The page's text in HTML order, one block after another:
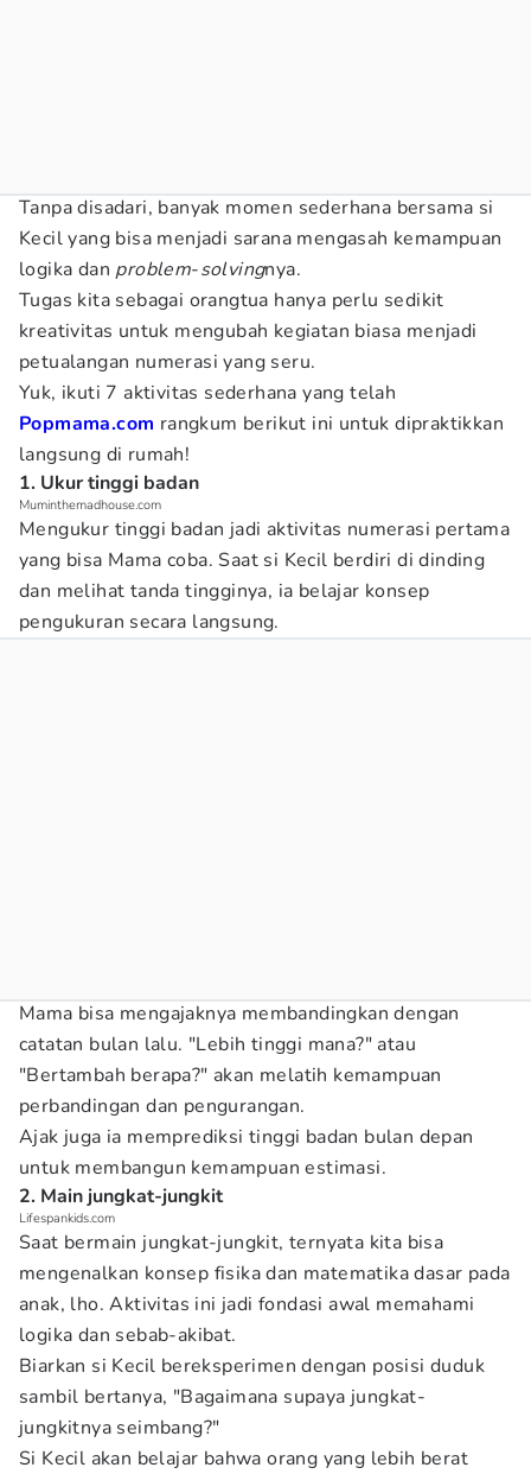
Tanpa disadari, banyak momen sederhana bersama si
Kecil yang bisa menjadi sarana mengasah kemampuan
logika dan problem-solvingnya.
Tugas kita sebagai orangtua hanya perlu sedikit
kreativitas untuk mengubah kegiatan biasa menjadi
petualangan numerasi yang seru.
Yuk, ikuti 7 aktivitas sederhana yang telah
Popmama.com rangkum berikut ini untuk dipraktikkan
langsung di rumah!
1. Ukur tinggi badan
Muminthemadhouse.com
Mengukur tinggi badan jadi aktivitas numerasi pertama
yang bisa Mama coba. Saat si Kecil berdiri di dinding
dan melihat tanda tingginya, ia belajar konsep
pengukuran secara langsung.
Mama bisa mengajaknya membandingkan dengan
catatan bulan lalu. "Lebih tinggi mana?" atau
"Bertambah berapa?" akan melatih kemampuan
perbandingan dan pengurangan.
Ajak juga ia memprediksi tinggi badan bulan depan
untuk membangun kemampuan estimasi.
2. Main jungkat-jungkit
Lifespankids.com
Saat bermain jungkat-jungkit, ternyata kita bisa
mengenalkan konsep fisika dan matematika dasar pada
anak, lho. Aktivitas ini jadi fondasi awal memahami
logika dan sebab-akibat.
Biarkan si Kecil bereksperimen dengan posisi duduk
sambil bertanya, "Bagaimana supaya jungkat-
jungkitnya seimbang?"
Si Kecil akan belajar bahwa orang yang lebih berat